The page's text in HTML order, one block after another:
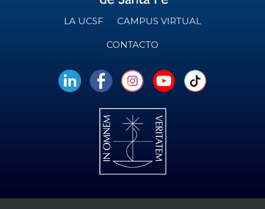
LA UCSF CAMPUS VIRTUAL
CONTACTO